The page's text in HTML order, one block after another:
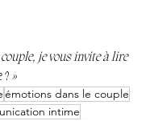
je vous invite à lire
? »
émotions dans le couple
intime